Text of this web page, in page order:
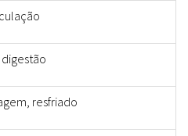
digestão
resfriado